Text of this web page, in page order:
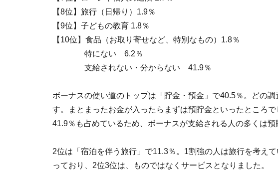
【8位】旅行（日帰り）1.9％
【9位】子どもの教育 1.8％
【10位】食品（お取り寄せなど、特別なもの）1.8％
特にない 6.2％
支給されない・分からない 41.9％
ボーナスの使い道のトップは「貯金・預金」で40.5％。どの
す。まとまったお金が入ったらまずは預貯金といったところ
41.9％も占めているため、ボーナスが支給される人の多くは預
2位は「宿泊を伴う旅行」で11.3％。1割強の人は旅行を考え
っており、2位3位は、ものではなくサービスとなりました。